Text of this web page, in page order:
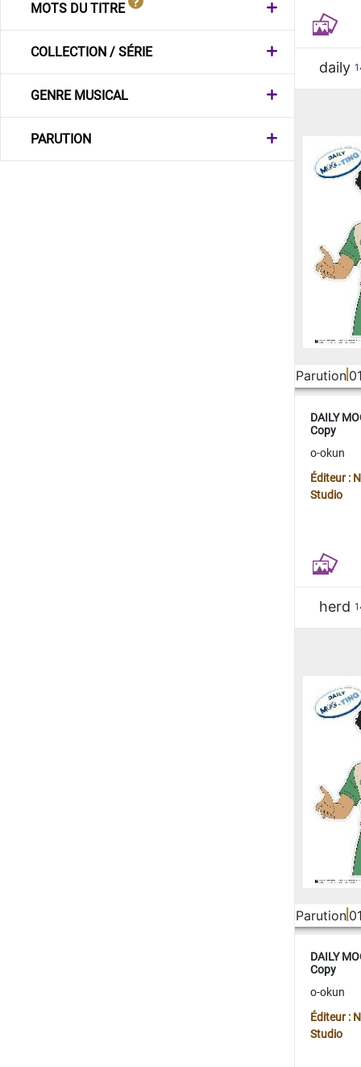
MOTS DU TITRE
COLLECTION / SÉRIE
GENRE MUSICAL
PARUTION
daily
Parution
DAILY
Copy
o-okun
Éditeur :
Studio
herd
Parution
DAILY
Copy
o-okun
Éditeur :
Studio